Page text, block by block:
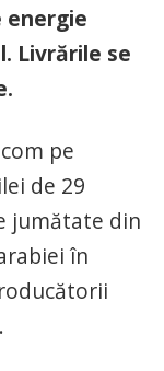
energie
Livrările se
pe
de 29
jumătate din
în